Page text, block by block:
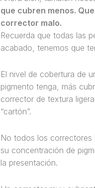
que cubren menos.
corrector malo.
Recuerda que todas las
acabado, tenemos que
El nivel de cobertura de
pigmento tenga, más
corrector de textura
“cartón”.
No todos los correctores
su concentración de
la presentación.